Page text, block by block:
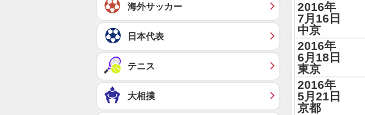
2016年
7月16日
中京
2016年
6月18日
東京
2016年
5月21日
京都
海外サッカー
日本代表
テニス
大相撲